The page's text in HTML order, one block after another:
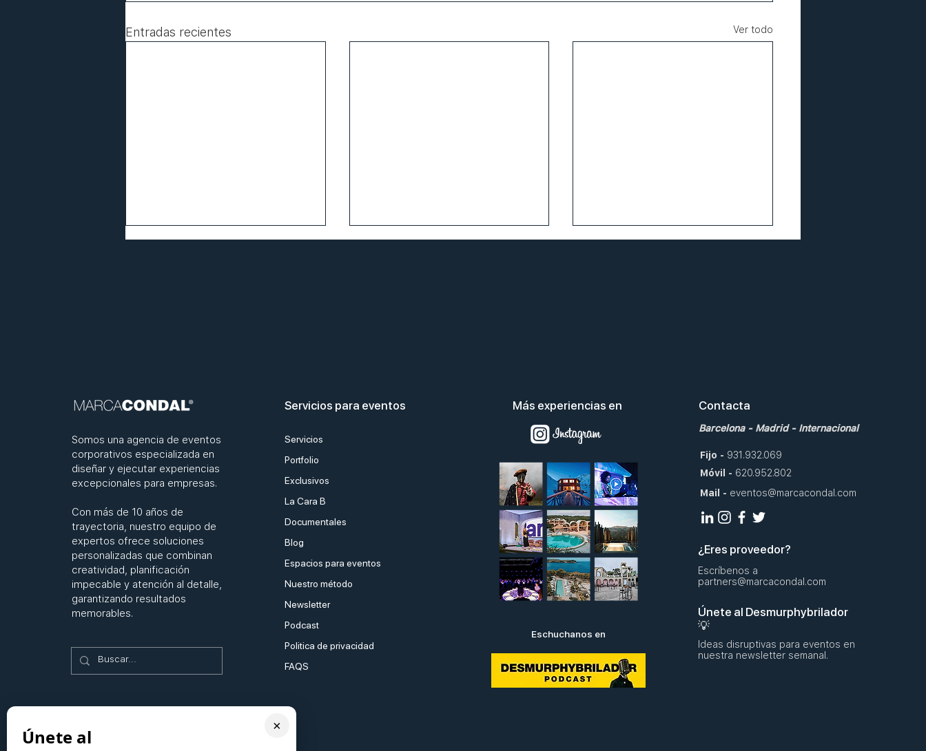
×
Únete al
Entradas recientes Ver todo
Somos una agencia de eventos
corporativos especializada en
diseñar y ejecutar experiencias
excepcionales para empresas.
Con más de 10 años de
trayectoria, nuestro equipo de
expertos ofrece soluciones
personalizadas que combinan
creatividad, planificación
impecable y atención al detalle,
garantizando resultados
memorables.
Servicios para eventos
Servicios
Portfolio
Exclusivos
La Cara B
Documentales
Blog
Espacios para eventos
Nuestro método
Newsletter
Podcast
Politica de privacidad
FAQS
Más experiencias en
Eschuchanos en
Contacta
Barcelona- Madrid- Internacional
Fijo - 931.932.069
Móvil
- 620.952.802
Mail
- eventos@marcacondal.com
¿Eres proveedor?
Escríbenos a
partners@marcacondal.com
Únete al Desmurphybrilador
💡
Ideas disruptivas para eventos en
nuestra newsletter semanal.